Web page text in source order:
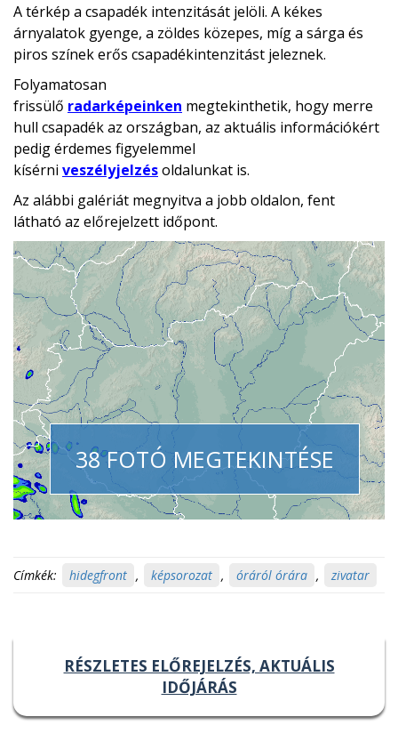
A térkép a csapadék intenzitását jelöli. A kékes
árnyalatok gyenge, a zöldes közepes, míg a sárga és
piros színek erős csapadékintenzitást jeleznek.
Folyamatosan
frissülő radarképeinken megtekinthetik, hogy merre
hull csapadék az országban, az aktuális információkért
pedig érdemes figyelemmel
kísérni veszélyjelzésoldalunkat is.
Az alábbi galériát megnyitva a jobb oldalon, fent
látható az előrejelzett időpont.
38 FOTÓ MEGTEKINTÉSE
Címkék: hidegfront , képsorozat , óráról órára , zivatar
RÉSZLETES ELŐREJELZÉS, AKTUÁLIS
IDŐJÁRÁS